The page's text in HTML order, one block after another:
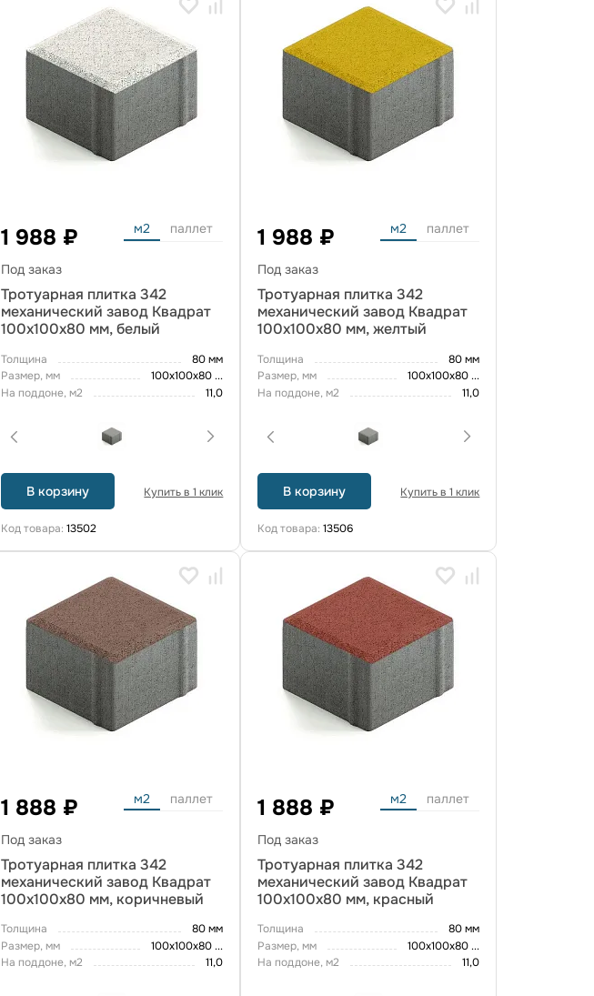
1 988 ₽ м2 паллет
Под заказ
Тротуарная плитка 342
механический завод Квадрат
100х100х80 мм, белый
Толщина
80 мм
Размер, мм
100х100х80...
На поддоне, м2
11,0
В корзину Купить в 1 клик
Код товара:13502
1 988 ₽ м2 паллет
Под заказ
Тротуарная плитка 342
механический завод Квадрат
100х100х80 мм, желтый
Толщина
80 мм
Размер, мм
100х100х80...
На поддоне, м2
11,0
В корзину Купить в 1 клик
Код товара:13506
1 888 ₽ м2 паллет
Под заказ
Тротуарная плитка 342
механический завод Квадрат
100х100х80 мм, коричневый
Толщина
80 мм
Размер, мм
100х100х80...
На поддоне, м2
11,0
1 888 ₽ м2 паллет
Под заказ
Тротуарная плитка 342
механический завод Квадрат
100х100х80 мм, красный
Толщина
80 мм
Размер, мм
100х100х80...
На поддоне, м2
11,0